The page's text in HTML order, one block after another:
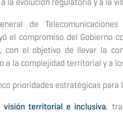
de
el compromiso del Gobierno
el objetivo de llevar la
a la complejidad territorial y a
prioridades estratégicas para
visión territorial e inclusiva,